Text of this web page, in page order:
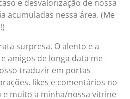
e desvalorização de nossa
acumuladas nessa área. (Me
surpresa. O alento e a
amigos de longa data me
traduzir em portas
likes e comentários no
e muito a minha/nossa vitrine